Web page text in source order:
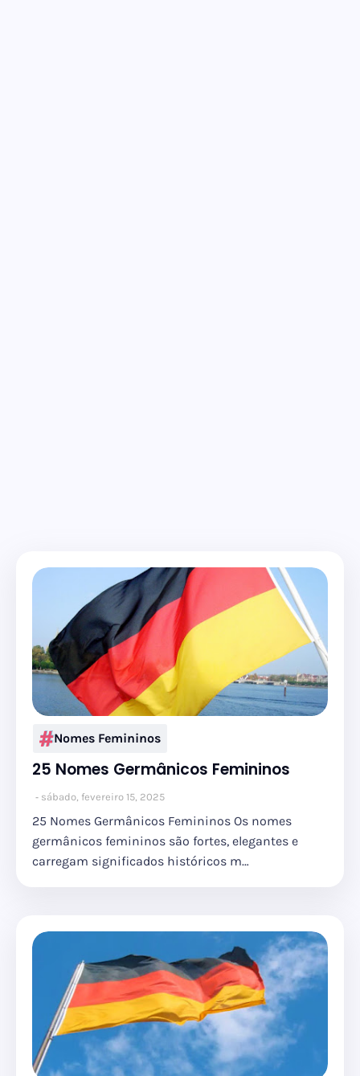
Nomes Femininos
25 Nomes Germânicos Femininos
sábado, fevereiro 15, 2025
25 Nomes Germânicos Femininos Os nomes
germânicos femininos são fortes, elegantes e
carregam significados históricos m…